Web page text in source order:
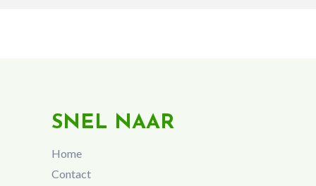
SNEL NAAR
Home
Contact